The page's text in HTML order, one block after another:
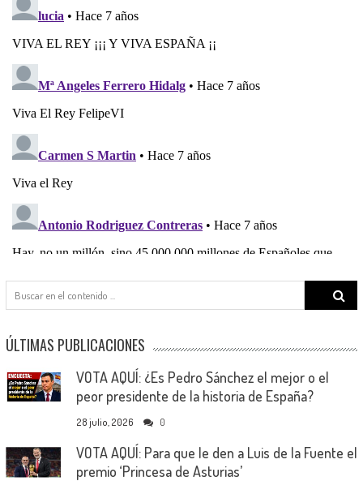
Search
ÚLTIMAS PUBLICACIONES
VOTA AQUÍ: ¿Es Pedro Sánchez el mejor o el
peor presidente de la historia de España?
28 julio, 2026 0
VOTA AQUÍ: Para que le den a Luis de la Fuente el
premio ‘Princesa de Asturias’